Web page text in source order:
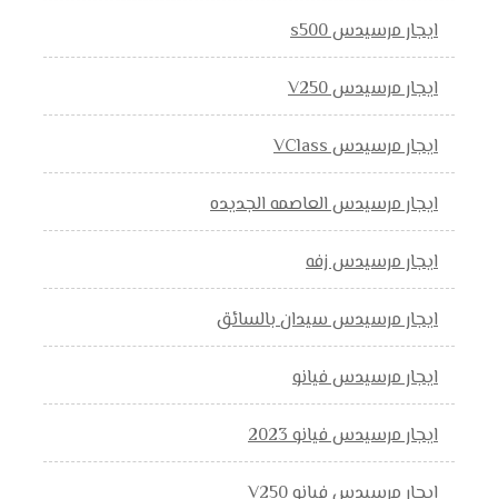
ايجار مرسيدس s500
ايجار مرسيدس V250
ايجار مرسيدس VClass
ايجار مرسيدس العاصمه الجديده
ايجار مرسيدس زفه
ايجار مرسيدس سيدان بالسائق
ايجار مرسيدس فيانو
ايجار مرسيدس فيانو 2023